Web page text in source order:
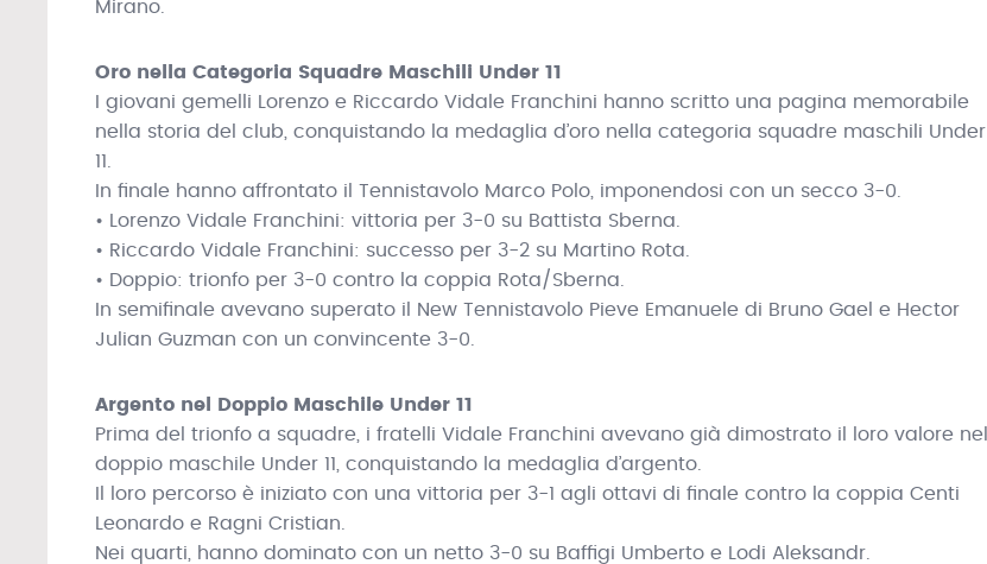
Mirano.
Oro nella Categoria Squadre Maschili Under 11
I giovani gemelli Lorenzo e Riccardo Vidale Franchini hanno scritto una pagina memorabile
nella storia del club, conquistando la medaglia d’oro nella categoria squadre maschili Under
11.
In finale hanno affrontato il Tennistavolo Marco Polo, imponendosi con un secco 3-0.
• Lorenzo Vidale Franchini: vittoria per 3-0 su Battista Sberna.
• Riccardo Vidale Franchini: successo per 3-2 su Martino Rota.
• Doppio: trionfo per 3-0 contro la coppia Rota/Sberna.
In semifinale avevano superato il New Tennistavolo Pieve Emanuele di Bruno Gael e Hector
Julian Guzman con un convincente 3-0.
Argento nel Doppio Maschile Under 11
Prima del trionfo a squadre, i fratelli Vidale Franchini avevano già dimostrato il loro valore nel
doppio maschile Under 11, conquistando la medaglia d’argento.
Il loro percorso è iniziato con una vittoria per 3-1 agli ottavi di finale contro la coppia Centi
Leonardo e Ragni Cristian.
Nei quarti, hanno dominato con un netto 3-0 su Baffigi Umberto e Lodi Aleksandr.